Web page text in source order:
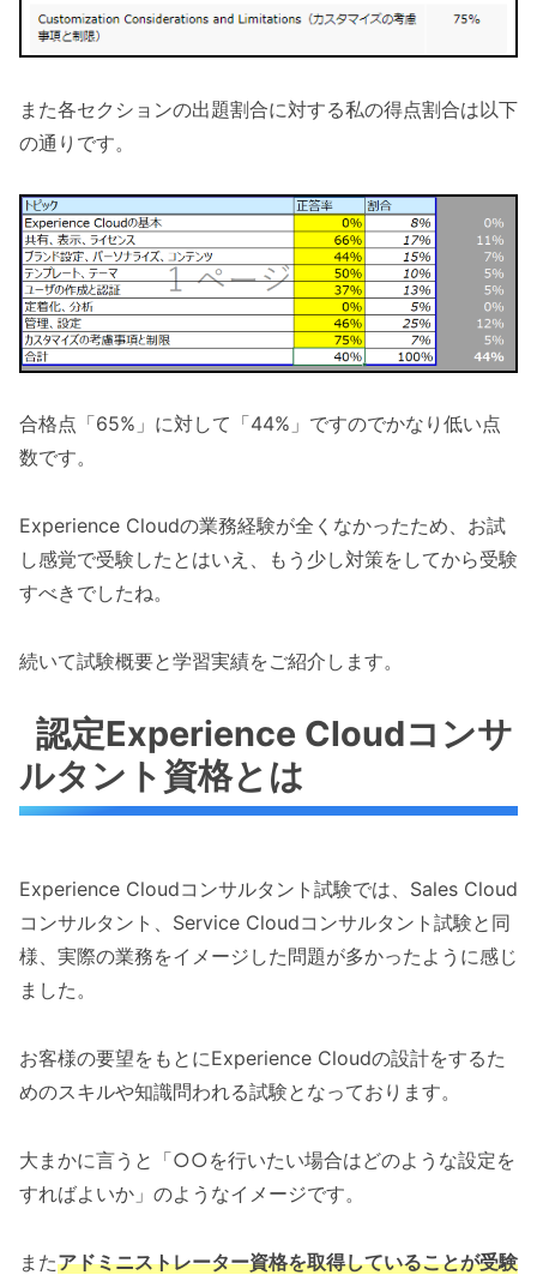
また各セクションの出題割合に対する私の得点割合は以下
の通りです。
合格点「65%」に対して「44%」ですのでかなり低い点
数です。
Experience Cloudの業務経験が全くなかったため、お試
し感覚で受験したとはいえ、もう少し対策をしてから受験
すべきでしたね。
続いて試験概要と学習実績をご紹介します。
認定Experience Cloudコンサ
ルタント資格とは
Experience Cloudコンサルタント試験では、Sales Cloud
コンサルタント、Service Cloudコンサルタント試験と同
様、実際の業務をイメージした問題が多かったように感じ
ました。
お客様の要望をもとにExperience Cloudの設計をするた
めのスキルや知識問われる試験となっております。
大まかに言うと「○○を行いたい場合はどのような設定を
すればよいか」のようなイメージです。
またアドミニストレーター資格を取得していることが受験